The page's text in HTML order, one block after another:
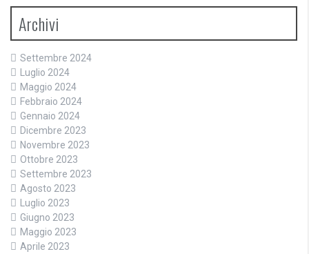
Archivi
Settembre 2024
Luglio 2024
Maggio 2024
Febbraio 2024
Gennaio 2024
Dicembre 2023
Novembre 2023
Ottobre 2023
Settembre 2023
Agosto 2023
Luglio 2023
Giugno 2023
Maggio 2023
Aprile 2023